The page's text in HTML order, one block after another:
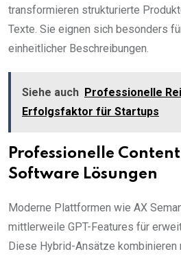
transformieren strukturierte
Texte. Sie eignen sich besonders
einheitlicher Beschreibungen.
Siehe auch Professionelle
Erfolgsfaktor für Startups
Professionelle
Software Lösungen
Moderne Plattformen wie AX
mittlerweile GPT-Features für
Diese Hybrid-Ansätze kombinieren